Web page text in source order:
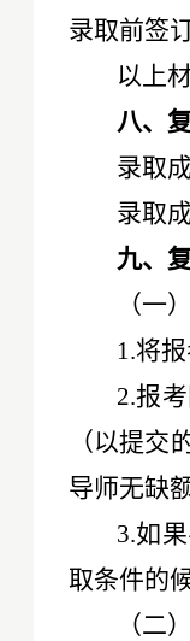
录取前签
以上
八、
录取
录取
九、
（一
1.将
2.报
（以提
导师无缺
3.如
取条件的
（二